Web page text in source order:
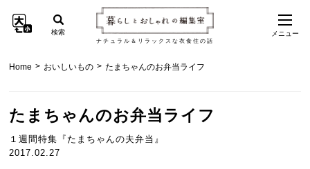
ナチュラル＆リラックスな衣食住の話
検索 メニュー
Home > おいしいもの > たまちゃんのお弁当ライフ
たまちゃんのお弁当ライフ
１週間特集『たまちゃんの夫弁当』
2017.02.27